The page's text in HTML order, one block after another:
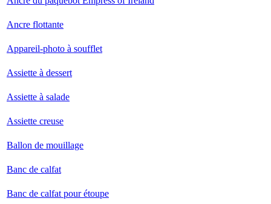
Ancre flottante
Appareil-photo à soufflet
Assiette à dessert
Assiette à salade
Assiette creuse
Ballon de mouillage
Banc de calfat
Banc de calfat pour étoupe